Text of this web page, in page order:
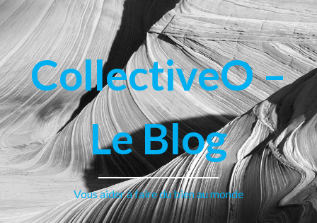
CollectiveO –
Le Blog
Vous aider à faire du bien au monde